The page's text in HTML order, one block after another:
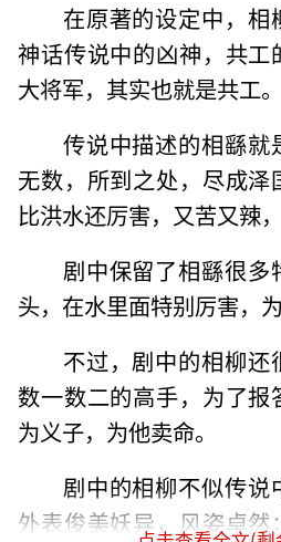
在原著的设定中，
神话传说中的凶神，共
大将军，其实也就是共工。
传说中描述的相繇
无数，所到之处，尽成
比洪水还厉害，又苦又辣
剧中保留了相繇很
头，在水里面特别厉害，
不过，剧中的相柳
数一数二的高手，为了
为义子，为他卖命。
剧中的相柳不似传说
外表俊美妖异，风姿卓